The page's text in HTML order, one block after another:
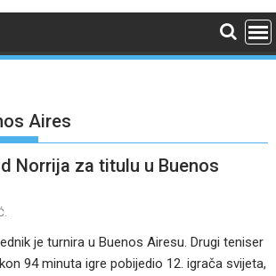
Aires
Norrija za titulu u Buenos
je turnira u Buenos Airesu. Drugi teniser
94 minuta igre pobijedio 12. igrača svijeta,